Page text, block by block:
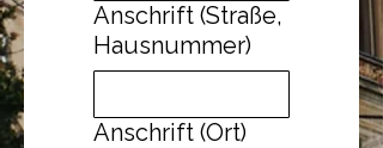
Anschrift (Straße,
Hausnummer)
Anschrift (Ort)